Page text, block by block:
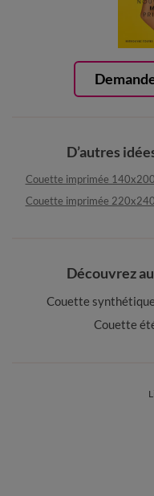
D’autres
Couette imprimée 140x200
Couette imprimée 220x240
Découvrez
Couette synthétique
Couette